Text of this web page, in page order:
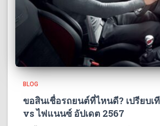
BLOG
ขอสินเชื่อรถยนต์ที่ไหนดี? เปรียบเ
vs ไฟแนนซ์ อัปเดต 2567